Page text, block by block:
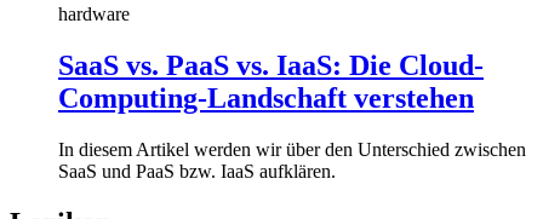
hardware
SaaS vs. PaaS vs. IaaS: Die Cloud-
Computing-Landschaft verstehen
In diesem Artikel werden wir über den Unterschied zwischen
SaaS und PaaS bzw. IaaS aufklären.